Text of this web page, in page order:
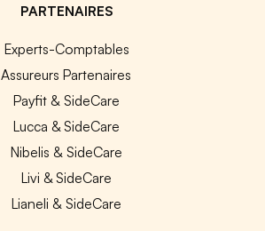
PARTENAIRES
Experts-Comptables
Assureurs Partenaires
Payfit & SideCare
Lucca & SideCare
Nibelis & SideCare
Livi & SideCare
Lianeli & SideCare